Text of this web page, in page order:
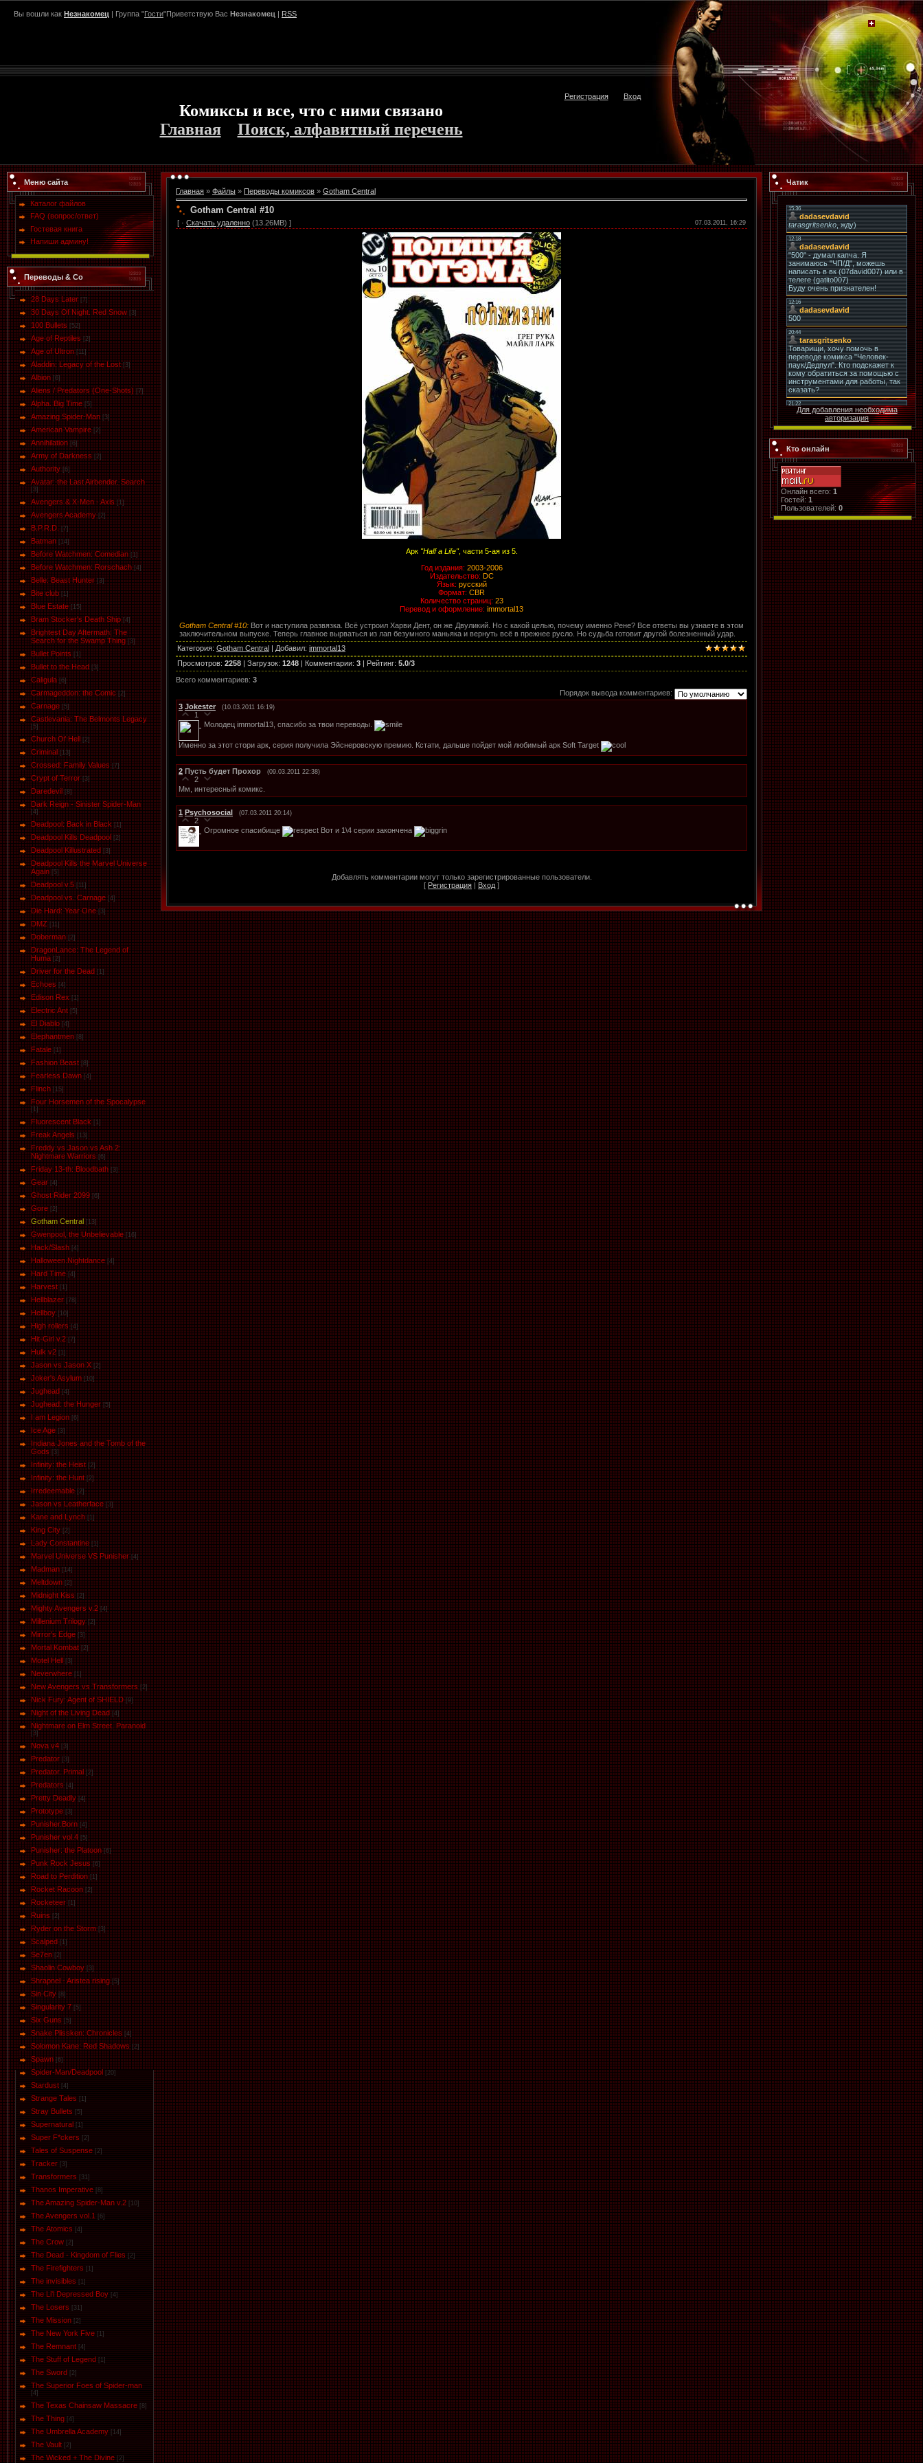
Вы вошли как Незнакомец | Группа "Гости"Приветствую Вас Незнакомец | RSS
Комиксы и все, что с ними связано
Главная
Поиск, алфавитный перечень
Регистрация Вход
Меню сайта
Каталог файлов
FAQ (вопрос/ответ)
Гостевая книга
Напиши админу!
Переводы & Co
28 Days Later [7]
30 Days Of Night. Red Snow [3]
100 Bullets [52]
Age of Reptiles [2]
Age of Ultron [11]
Aladdin: Legacy of the Lost [3]
Albion [6]
Aliens / Predators (One-Shots) [7]
Alpha. Big Time [5]
Amazing Spider-Man [3]
American Vampire [2]
Annihilation [6]
Army of Darkness [2]
Authority [6]
Avatar: the Last Airbender. Search
[3]
Avengers & X-Men - Axis [1]
Avengers Academy [2]
B.P.R.D. [7]
Batman [14]
Before Watchmen: Comedian [1]
Before Watchmen: Rorschach [4]
Belle: Beast Hunter [3]
Bite club [1]
Blue Estate [15]
Bram Stocker's Death Ship [4]
Brightest Day Aftermath: The
Search for the Swamp Thing [3]
Bullet Points [1]
Bullet to the Head [3]
Caligula [6]
Carmageddon: the Comic [2]
Carnage [5]
Castlevania: The Belmonts Legacy
[5]
Church Of Hell [2]
Criminal [13]
Crossed: Family Values [7]
Crypt of Terror [3]
Daredevil [8]
Dark Reign - Sinister Spider-Man
[4]
Deadpool: Back in Black [1]
Deadpool Kills Deadpool [2]
Deadpool Killustrated [3]
Deadpool Kills the Marvel Universe
Again [5]
Deadpool v.5 [11]
Deadpool vs. Carnage [4]
Die Hard: Year One [3]
DMZ [11]
Doberman [2]
DragonLance: The Legend of
Huma [2]
Driver for the Dead [1]
Eсhoеs [4]
Edison Rex [1]
Electric Ant [5]
El Diablo [4]
Elephantmen [8]
Fatale [1]
Fashion Beast [8]
Fearless Dawn [4]
Flinch [15]
Four Horsemen of the Spocalypse
[1]
Fluorescent Black [1]
Freak Angels [13]
Freddy vs Jason vs Ash 2:
Nightmare Warriors [6]
Friday 13-th: Bloodbath [3]
Gear [4]
Ghost Rider 2099 [6]
Gore [2]
Gotham Central [13]
Gwenpool, the Unbelievable [16]
Hack/Slash [4]
Halloween.Nightdance [4]
Hard Time [4]
Harvest [1]
Hellblazer [78]
Hellboy [10]
High rollers [4]
Hit-Girl v.2 [7]
Hulk v2 [1]
Jason vs Jason Х [2]
Joker's Asylum [10]
Jughead [4]
Jughead: the Hunger [5]
I am Legion [6]
Ice Age [3]
Indiana Jones and the Tomb of the
Gods [3]
Infinity: the Heist [2]
Infinity: the Hunt [2]
Irredeemable [2]
Jason vs Leatherface [3]
Kane and Lynch [1]
King City [2]
Lady Constantine [1]
Marvel Universe VS Punisher [4]
Маdman [14]
Meltdown [2]
Midnight Kiss [2]
Mighty Avengers v.2 [4]
Millenium Trilogy [2]
Mirror's Edge [3]
Mortal Kombat [2]
Motel Hell [3]
Neverwhere [1]
New Avengers vs Transformers [2]
Nick Fury: Agent of SHIELD [9]
Night of the Living Dead [4]
Nightmare on Elm Street. Paranoid
[3]
Nova v4 [3]
Predator [3]
Predator. Primal [2]
Predators [4]
Pretty Deadly [4]
Prototype [3]
Punisher.Born [4]
Punisher vol.4 [5]
Punisher: the Platoon [6]
Punk Rock Jesus [6]
Road to Perdition [1]
Rocket Racoon [2]
Rocketeer [1]
Ruins [2]
Ryder on the Storm [3]
Scalped [1]
Se7en [2]
Shaolin Cowboy [3]
Shrapnel - Aristea rising [5]
Sin City [8]
Singularity 7 [5]
Six Guns [5]
Snake Plissken: Chronicles [4]
Solomon Kane: Red Shadows [2]
Spawn [6]
Spider-Man/Deadpool [20]
Stardust [4]
Strange Tales [1]
Stray Bullets [5]
Supernatural [1]
Super F*ckers [2]
Tales of Suspense [2]
Tracker [3]
Transformers [31]
Thanos Imperative [8]
The Amazing Spider-Man v.2 [10]
The Avengers vol.1 [6]
The Аtomics [4]
The Crow [2]
The Dead - Kingdom of Flies [2]
The Firefighters [1]
The invisibles [1]
The Li'l Depressed Boy [4]
The Losers [31]
The Mission [2]
The New York Five [1]
The Remnant [4]
The Stuff of Legend [1]
The Sword [2]
The Superior Foes of Spider-man
[4]
The Texas Chainsaw Massacre [8]
The Thing [4]
The Umbrella Academy [14]
The Vault [2]
The Wicked + The Divine [2]
Главная » Файлы » Переводы комиксов » Gotham Central
Gotham Central #10
[ · Скачать удаленно (13.26MB) ] 07.03.2011, 16:29
Арк "Half a Life", части 5-ая из 5.
Год издания: 2003-2006
Издательство: DC
Язык: русский
Формат: CBR
Количество страниц: 23
Перевод и оформление: immortal13
Gotham Central #10: Вот и наступила развязка. Всё устроил Харви Дент, он же Двуликий. Но с какой целью, почему именно Рене? Все ответы вы узнаете в этом
заключительном выпуске. Теперь главное вырваться из лап безумного маньяка и вернуть всё в прежнее русло. Но судьба готовит другой болезненный удар.
Категория: Gotham Central | Добавил: immortal13
Просмотров: 2258 | Загрузок: 1248 | Комментарии: 3 | Рейтинг: 5.0/3
Всего комментариев: 3
Порядок вывода комментариев:
3 Jokester (10.03.2011 16:19)
1
Молодец immortal13, спасибо за твои переводы.
Именно за этот стори арк, серия получила Эйснеровскую премию. Кстати, дальше пойдет мой любимый арк Soft Target
2 Пусть будет Прохор (09.03.2011 22:38)
2
Мм, интересный комикс.
1 Psychosocial (07.03.2011 20:14)
2
Огромное спасибище
Вот и 1\4 серии закончена
Добавлять комментарии могут только зарегистрированные пользователи.
[ Регистрация | Вход ]
Чатик
Для добавления необходима
авторизация
Кто онлайн
Онлайн всего: 1
Гостей: 1
Пользователей: 0